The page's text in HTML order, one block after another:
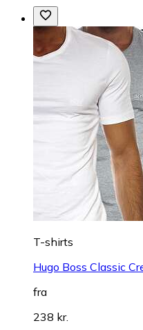
T-shirts
Hugo Boss Classic
fra
238 kr.